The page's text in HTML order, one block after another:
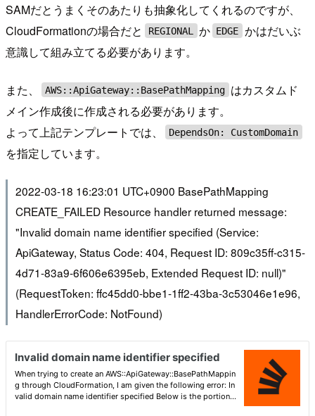
SAMだとうまくそのあたりも抽象化してくれるのですが、
CloudFormationの場合だと
REGIONAL か EDGE かはだいぶ
意識して組み立てる必要があります。
また、 AWS::ApiGateway::BasePathMapping はカスタムド
メイン作成後に作成される必要があります。
よって上記テンプレートでは、
DependsOn: CustomDomain
を指定しています。
2022-03-18 16:23:01 UTC+0900 BasePathMapping
CREATE_FAILED Resource handler returned message:
"Invalid domain name identifier specified (Service:
ApiGateway, Status Code: 404, Request ID: 809c35ff-c315-
4d71-83a9-6f606e6395eb, Extended Request ID: null)"
(RequestToken: ffc45dd0-bbe1-1ff2-43ba-3c53046e1e96,
HandlerErrorCode: NotFound)